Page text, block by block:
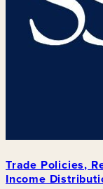
Trade Policies,
Income